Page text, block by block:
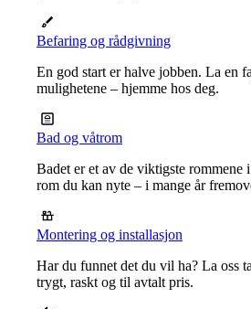
Befaring og rådgivning
En god start er halve jobben. La en
mulighetene – hjemme hos deg.
Bad og våtrom
Badet er et av de viktigste rommene
rom du kan nyte – i mange år
Montering og installasjon
Har du funnet det du vil ha? La oss
trygt, raskt og til avtalt pris.